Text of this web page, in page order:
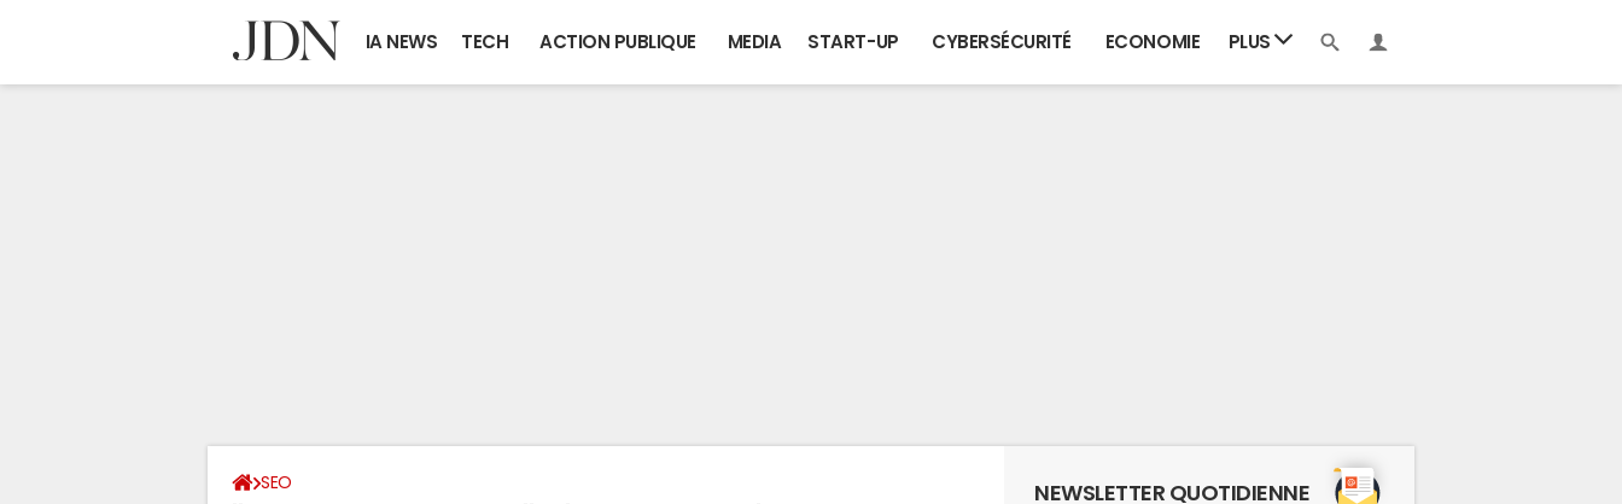
IA NEWS TECH ACTION PUBLIQUE MEDIA START-UP CYBERSÉCURITÉ ECONOMIE PLUS
SEO NEWSLETTER QUOTIDIENNE